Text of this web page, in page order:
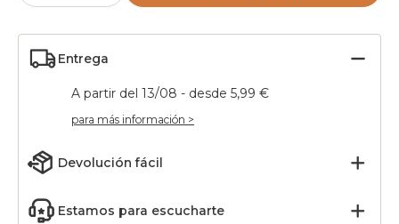
Entrega
A partir del 13/08 - desde 5,99 €
para más información >
Devolución fácil
Estamos para escucharte